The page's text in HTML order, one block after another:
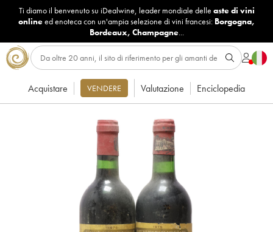
Ti diamo il benvenuto su iDealwine, leader mondiale delle aste di vini
onlineed enoteca con un'ampia selezione di vini francesi: Borgogna,
Bordeaux, Champagne...
Acquistare VENDERE Valutazione Enciclopedia